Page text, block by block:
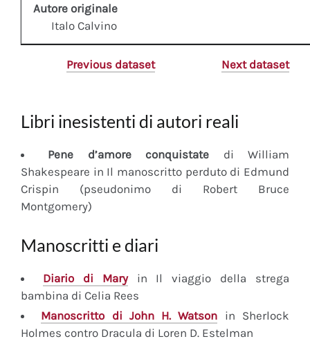
Autore originale
Italo Calvino
Previous dataset Next dataset
Libri inesistenti di autori reali
Pene d’amore conquistate di William
Shakespeare in Il manoscritto perduto di Edmund
Crispin (pseudonimo di Robert Bruce
Montgomery)
Manoscritti e diari
Diariodi Maryin Il viaggio della strega
bambina di Celia Rees
Manoscritto di John H. Watson in Sherlock
Holmes contro Dracula di Loren D. Estelman